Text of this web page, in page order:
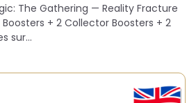
The Gathering — Reality Fracture
+ 2 Collector Boosters + 2
sur…